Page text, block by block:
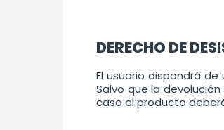
DERECHO DE
El usuario dispondrá
Salvo que la
caso el producto